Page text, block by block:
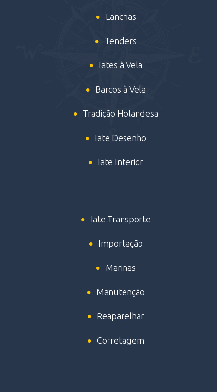
Lanchas
Tenders
Iates à Vela
Barcos à Vela
Tradição Holandesa
Iate Desenho
Iate Interior
Iate Transporte
Importação
Marinas
Manutenção
Reaparelhar
Corretagem